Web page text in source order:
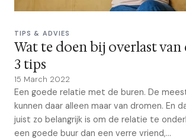
TIPS & ADVIES
Wat te doen bij overlast van
3 tips
15 March 2022
Een goede relatie met de buren. De
kunnen daar alleen maar van dromen. En
juist zo belangrijk is om de relatie te
een goede buur dan een verre vriend,...